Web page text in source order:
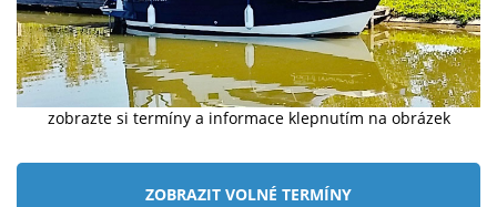
zobrazte si termíny a informace klepnutím na obrázek
ZOBRAZIT VOLNÉ TERMÍNY